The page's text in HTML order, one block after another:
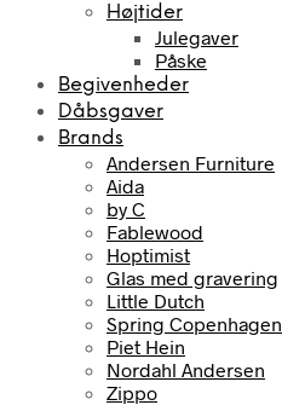
Højtider
Julegaver
Påske
Begivenheder
Dåbsgaver
Brands
Andersen Furniture
Aida
by C
Fablewood
Hoptimist
Glas med gravering
Little Dutch
Spring Copenhagen
Piet Hein
Nordahl Andersen
Zippo